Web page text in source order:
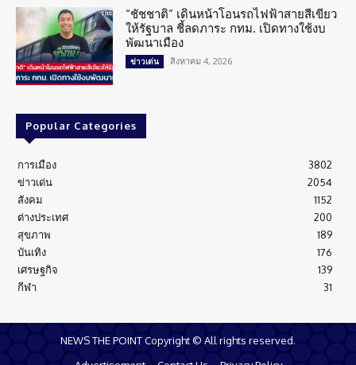
“ชัชชาติ” เดินหน้าโอนรถไฟฟ้าสายสีเขียว
ให้รัฐบาล ชี้ลดภาระ กทม. เปิดทางใช้งบ
พัฒนาเมือง
ข่าวเด่น สิงหาคม 4, 2026
Popular Categories
การเมือง
3802
ข่าวเด่น
2054
สังคม
1152
ต่างประเทศ
200
สุขภาพ
189
บันเทิง
176
เศรษฐกิจ
139
กีฬา
31
NEWS THE POINT Copyright © All rights reserved.